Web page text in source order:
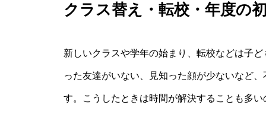
クラス替え・転校・年度の
新しいクラスや学年の始まり、転校などは子
った友達がいない、見知った顔が少ないなど
す。こうしたときは時間が解決することも多